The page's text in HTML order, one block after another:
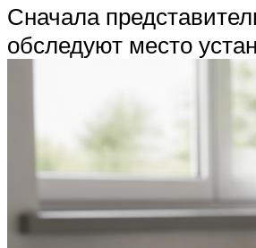
Сначала
обследуют место